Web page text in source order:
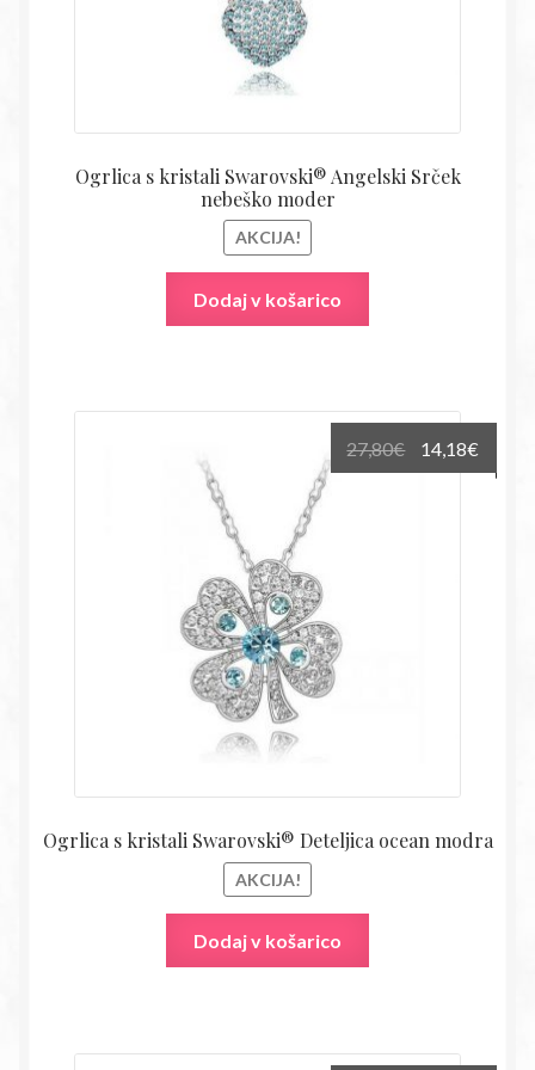
Ogrlica s kristali Swarovski® Angelski Srček
nebeško moder
AKCIJA!
Dodaj v košarico
Ogrlica s kristali Swarovski® Deteljica ocean modra
AKCIJA!
27,80€
Izvirna
cena
14,18€
cena
Dodaj v košarico